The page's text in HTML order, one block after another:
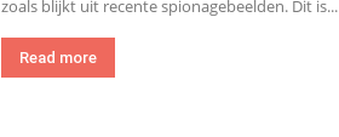
zoals blijkt uit recente spionagebeelden. Dit is...
Read more